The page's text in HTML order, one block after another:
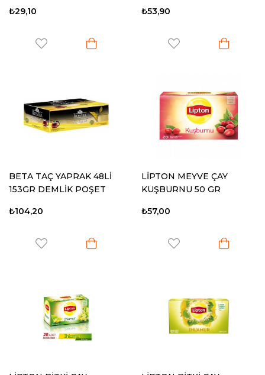
₺29,10 ₺53,90
BETA TAÇ YAPRAK 48Lİ
153GR DEMLİK POŞET
₺104,20
LİPTON MEYVE ÇAY
KUŞBURNU 50 GR
₺57,00